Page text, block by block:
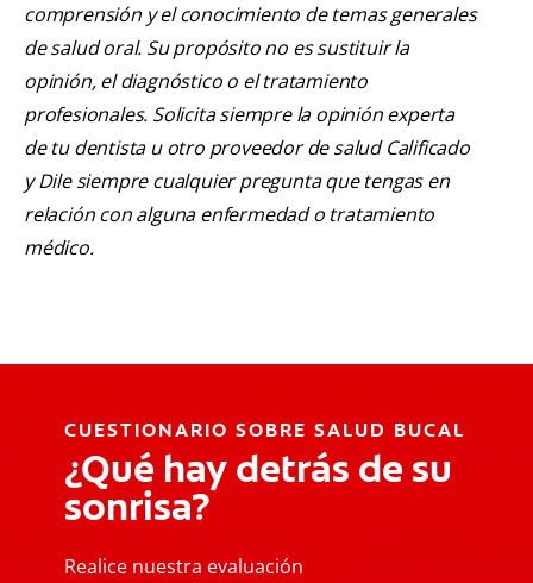
comprensión y el conocimiento de temas generales
de salud oral. Su propósito no es sustituir la
opinión, el diagnóstico o el tratamiento
profesionales. Solicita siempre la opinión experta
de tu dentista u otro proveedor de salud Calificado
y Dile siempre cualquier pregunta que tengas en
relación con alguna enfermedad o tratamiento
médico.
CUESTIONARIO SOBRE SALUD BUCAL
¿Qué hay detrás de su
sonrisa?
Realice nuestra evaluación